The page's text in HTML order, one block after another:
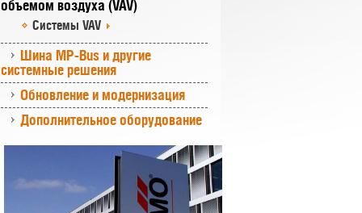
объемом воздуха (VAV)
Системы VAV
Шина MP-Bus и другие
системные решения
Обновление и модернизация
Дополнительное оборудование